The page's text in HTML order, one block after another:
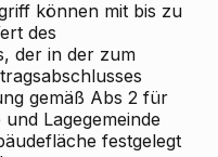
können mit bis zu
des
der in der zum
gemäß Abs 2 für
Lagegemeinde
festgelegt